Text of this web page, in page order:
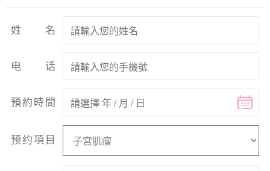
姓名
电话
預約時間
预约項目